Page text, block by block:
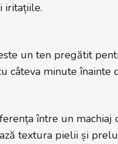
iritațiile.
un ten pregătit
câteva minute
între un machiaj
textura pielii și